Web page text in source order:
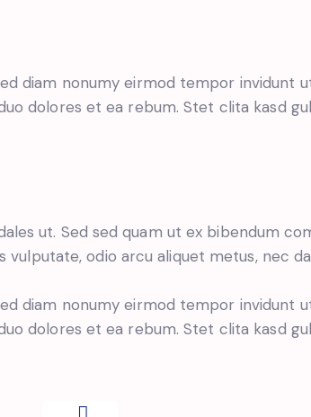
diam nonumy eirmod tempor invidunt
dolores et ea rebum. Stet clita kasd
ut. Sed sed quam ut ex bibendum
odio arcu aliquet metus, nec
diam nonumy eirmod tempor invidunt
dolores et ea rebum. Stet clita kasd